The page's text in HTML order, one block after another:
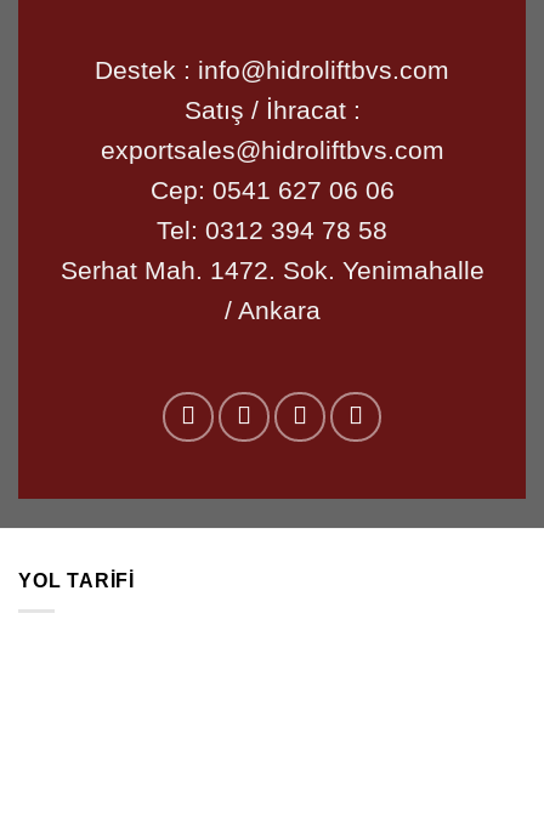
Destek : info@hidroliftbvs.com
Satış / İhracat :
exportsales@hidroliftbvs.com
Cep: 0541 627 06 06
Tel: 0312 394 78 58
Serhat Mah. 1472. Sok. Yenimahalle
/ Ankara
YOL TARIFI